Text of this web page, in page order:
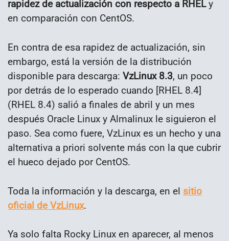
rapidez de actualización con respecto a RHELy
en comparación con CentOS.
En contra de esa rapidez de actualización, sin
embargo, está la versión de la distribución
disponible para descarga: VzLinux 8.3, un poco
por detrás de lo esperado cuando [RHEL 8.4]
(RHEL 8.4) salió a finales de abril y un mes
después Oracle Linux y Almalinux le siguieron el
paso. Sea como fuere, VzLinux es un hecho y una
alternativa a priori solvente más con la que cubrir
el hueco dejado por CentOS.
Toda la información y la descarga, en el sitio
oficial de VzLinux.
Ya solo falta Rocky Linux en aparecer, al menos